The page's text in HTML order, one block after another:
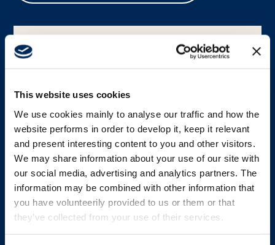
This website uses cookies
We use cookies mainly to analyse our traffic and how the
website performs in order to develop it, keep it relevant
and present interesting content to you and other visitors.
We may share information about your use of our site with
our social media, advertising and analytics partners. The
information may be combined with other information that
you have volunteerily provided to us or them or that
they’ve collected from your use of their services.
ACCESORIO DE TRANSPORTE
Correa de cuello para transmisor
tipo pupitre